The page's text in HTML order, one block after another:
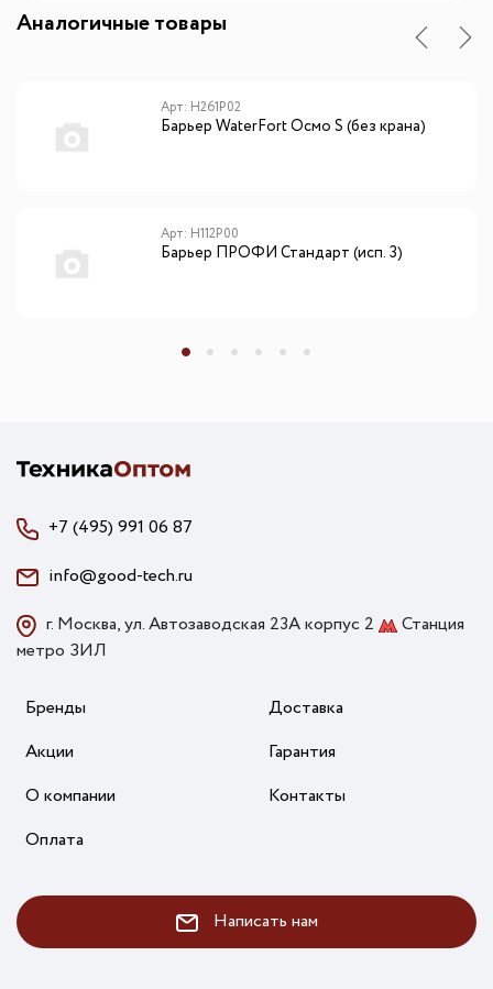
Аналогичные товары
Арт: Н261Р02
Барьер WaterFort Осмо S (без крана)
Арт: Н112Р00
Барьер ПРОФИ Стандарт (исп. 3)
+7 (495) 991 06 87
info@good-tech.ru
г. Москва, ул. Автозаводская 23А корпус 2
Станция
метро ЗИЛ
Бренды
Акции
О компании
Оплата
Доставка
Гарантия
Контакты
Написать нам